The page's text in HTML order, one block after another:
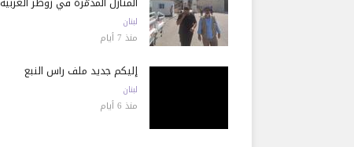
لبنان
منذ 7 أيام
إليكم جديد ملف رأس النبع
لبنان
منذ 6 أيام